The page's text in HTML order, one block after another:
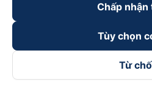
Chấp nhận
Tùy chọn
Từ